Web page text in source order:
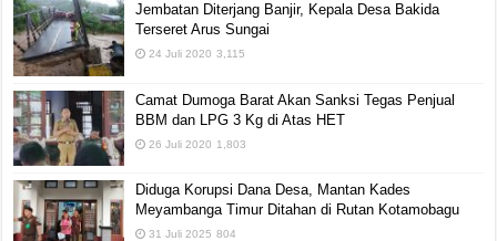
Jembatan Diterjang Banjir, Kepala Desa Bakida
Terseret Arus Sungai
24 Juli 2020 3,115
Camat Dumoga Barat Akan Sanksi Tegas Penjual
BBM dan LPG 3 Kg di Atas HET
26 Juli 2020 1,803
Diduga Korupsi Dana Desa, Mantan Kades
Meyambanga Timur Ditahan di Rutan Kotamobagu
31 Juli 2025 804